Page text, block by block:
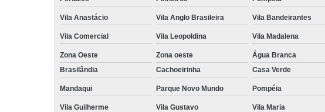
Vila Anastácio Vila Anglo Brasileira Vila Bandeirantes
Vila Comercial Vila Leopoldina Vila Madalena
Zona Oeste Zona oeste
Água Branca
Brasilândia
Cachoeirinha Casa Verde
Mandaqui Parque Novo Mundo Pompéia
Vila Guilherme Vila Gustavo Vila Maria